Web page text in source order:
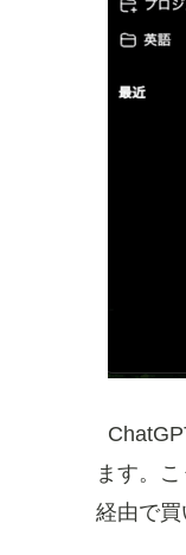
ます。
経由で買